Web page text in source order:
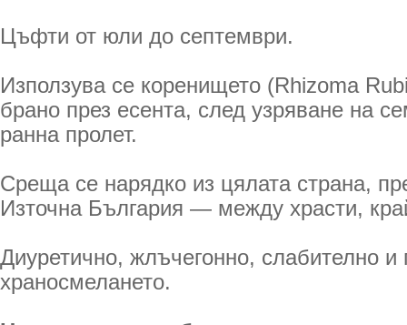
Цъфти от юли до септември.
Използува се коренището (Rhizoma
брано през есента, след узряване на
ранна пролет.
Среща се нарядко из цялата страна,
Източна България — между храсти,
Диуретично, жлъчегонно, слабително
храносмелането.